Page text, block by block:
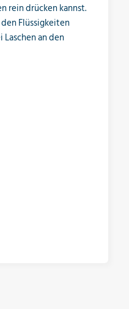
rein drücken kannst.
Flüssigkeiten
an den